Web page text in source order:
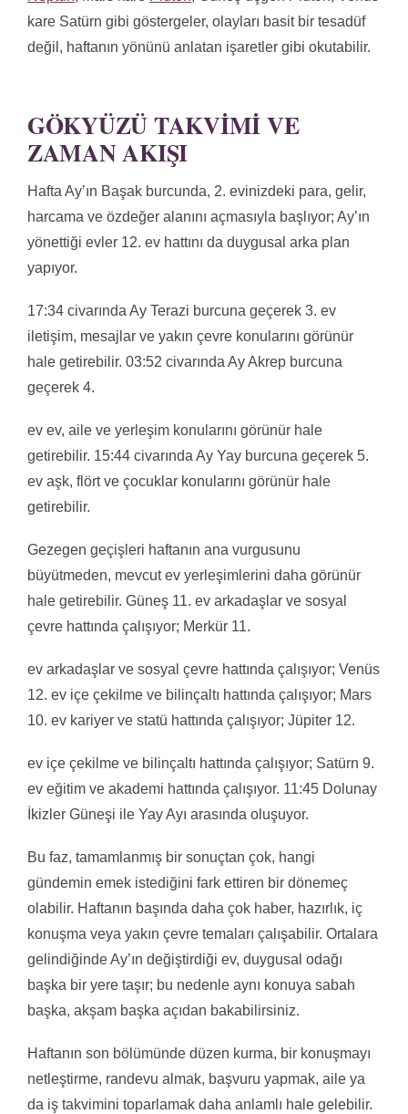
kare Satürn gibi göstergeler, olayları basit bir tesadüf
değil, haftanın yönünü anlatan işaretler gibi okutabilir.
GÖKYÜZÜ TAKVIMI VE
ZAMAN AKIŞI
Hafta Ay’ın Başak burcunda, 2. evinizdeki para, gelir,
harcama ve özdeğer alanını açmasıyla başlıyor; Ay’ın
yönettiği evler 12. ev hattını da duygusal arka plan
yapıyor.
17:34 civarında Ay Terazi burcuna geçerek 3. ev
iletişim, mesajlar ve yakın çevre konularını görünür
hale getirebilir. 03:52 civarında Ay Akrep burcuna
geçerek 4.
ev ev, aile ve yerleşim konularını görünür hale
getirebilir. 15:44 civarında Ay Yay burcuna geçerek 5.
ev aşk, flört ve çocuklar konularını görünür hale
getirebilir.
Gezegen geçişleri haftanın ana vurgusunu
büyütmeden, mevcut ev yerleşimlerini daha görünür
hale getirebilir. Güneş 11. ev arkadaşlar ve sosyal
çevre hattında çalışıyor; Merkür 11.
ev arkadaşlar ve sosyal çevre hattında çalışıyor; Venüs
12. ev içe çekilme ve bilinçaltı hattında çalışıyor; Mars
10. ev kariyer ve statü hattında çalışıyor; Jüpiter 12.
ev içe çekilme ve bilinçaltı hattında çalışıyor; Satürn 9.
ev eğitim ve akademi hattında çalışıyor. 11:45 Dolunay
İkizler Güneşi ile Yay Ayı arasında oluşuyor.
Bu faz, tamamlanmış bir sonuçtan çok, hangi
gündemin emek istediğini fark ettiren bir dönemeç
olabilir. Haftanın başında daha çok haber, hazırlık, iç
konuşma veya yakın çevre temaları çalışabilir. Ortalara
gelindiğinde Ay’ın değiştirdiği ev, duygusal odağı
başka bir yere taşır; bu nedenle aynı konuya sabah
başka, akşam başka açıdan bakabilirsiniz.
Haftanın son bölümünde düzen kurma, bir konuşmayı
netleştirme, randevu almak, başvuru yapmak, aile ya
da iş takvimini toparlamak daha anlamlı hale gelebilir.